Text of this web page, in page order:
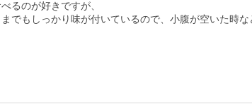
るのが好きですが、
でもしっかり味が付いているので、小腹が空いた時